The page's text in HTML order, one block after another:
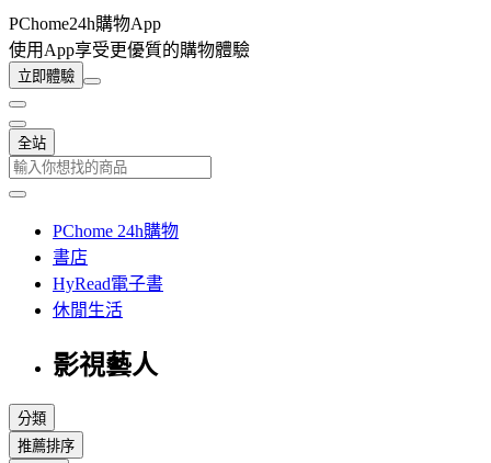
PChome24h購物App
使用App享受更優質的購物體驗
立即體驗
全站
PChome 24h購物
書店
HyRead電子書
休閒生活
影視藝人
分類
推薦排序